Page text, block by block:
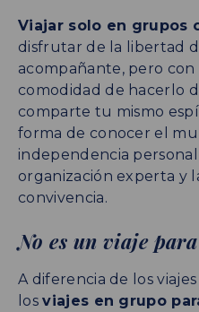
Viajar solo en grupos
disfrutar de la libertad
acompañante, pero
comodidad de hacerlo
comparte tu mismo
forma de conocer el
independencia
organización experta y
convivencia.
No es un viaje
A diferencia de los
losviajes en grupo